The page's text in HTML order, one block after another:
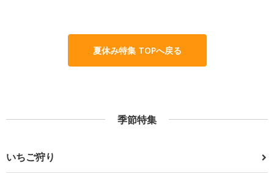
夏休み特集 TOPへ戻る
季節特集
いちご狩り